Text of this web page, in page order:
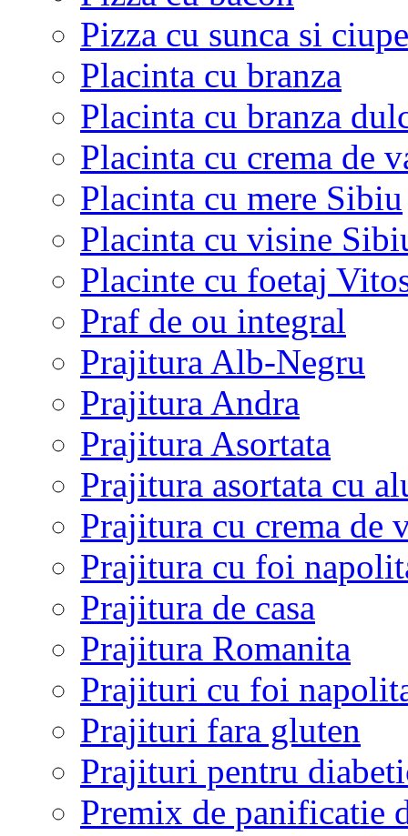
Pizza cu sunca si
Placinta cu branza
Placinta cu branza
Placinta cu crema de
Placinta cu mere Sibiu
Placinta cu visine
Placinte cu foetaj
Praf de ou integral
Prajitura Alb-Negru
Prajitura Andra
Prajitura Asortata
Prajitura asortata cu
Prajitura cu crema de
Prajitura cu foi
Prajitura de casa
Prajitura Romanita
Prajituri cu foi
Prajituri fara gluten
Prajituri pentru
Premix de panificatie